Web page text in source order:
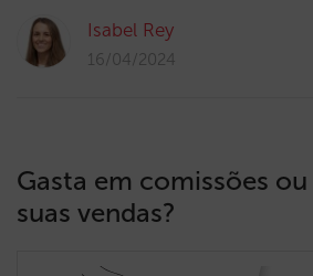
Isabel Rey
16/04/2024
Gasta em comissões
suas vendas?